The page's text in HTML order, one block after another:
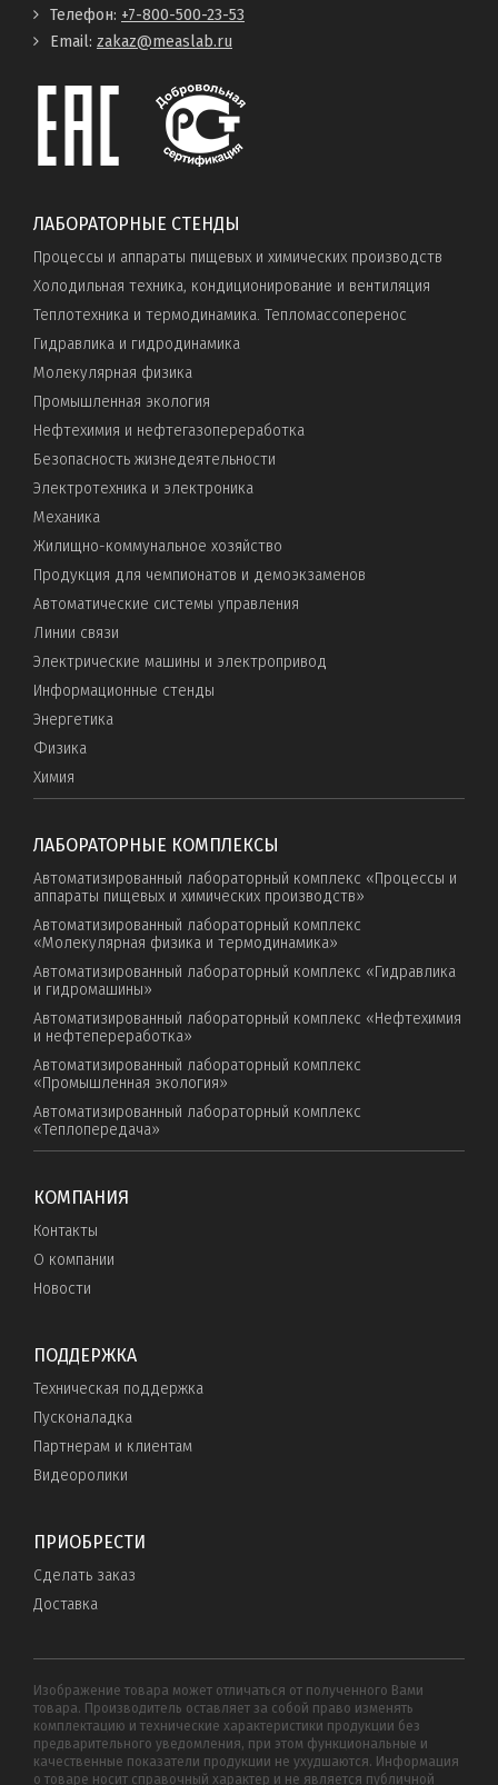
Телефон: +7-800-500-23-53
Email: zakaz@measlab.ru
ЛАБОРАТОРНЫЕ СТЕНДЫ
Процессы и аппараты пищевых и химических производств
Холодильная техника, кондиционирование и вентиляция
Теплотехника и термодинамика. Тепломассоперенос
Гидравлика и гидродинамика
Молекулярная физика
Промышленная экология
Нефтехимия и нефтегазопереработка
Безопасность жизнедеятельности
Электротехника и электроника
Механика
Жилищно-коммунальное хозяйство
Продукция для чемпионатов и демоэкзаменов
Автоматические системы управления
Линии связи
Электрические машины и электропривод
Информационные стенды
Энергетика
Физика
Химия
ЛАБОРАТОРНЫЕ КОМПЛЕКСЫ
Автоматизированный лабораторный комплекс «Процессы и
аппараты пищевых и химических производств»
Автоматизированный лабораторный комплекс
«Молекулярная физика и термодинамика»
Автоматизированный лабораторный комплекс «Гидравлика
и гидромашины»
Автоматизированный лабораторный комплекс «Нефтехимия
и нефтепереработка»
Автоматизированный лабораторный комплекс
«Промышленная экология»
Автоматизированный лабораторный комплекс
«Теплопередача»
КОМПАНИЯ
Контакты
О компании
Новости
ПОДДЕРЖКА
Техническая поддержка
Пусконаладка
Партнерам и клиентам
Видеоролики
ПРИОБРЕСТИ
Сделать заказ
Доставка
Изображение товара может отличаться от полученного Вами
товара. Производитель оставляет за собой право изменять
комплектацию и технические характеристики продукции без
предварительного уведомления, при этом функциональные и
качественные показатели продукции не ухудшаются. Информация
о товаре носит справочный характер и не является публичной